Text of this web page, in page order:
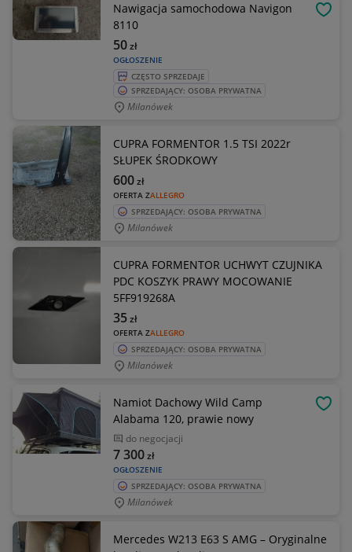
Nawigacja samochodowa Navigon
8110
OGŁOSZENIE
50zł
CZĘSTO SPRZEDAJE
SPRZEDAJĄCY: OSOBA PRYWATNA
Milanówek
CUPRA FORMENTOR 1.5 TSI 2022r
SŁUPEK ŚRODKOWY
OFERTA ZALLEGRO
600zł
SPRZEDAJĄCY: OSOBA PRYWATNA
Milanówek
CUPRA FORMENTOR UCHWYT CZUJNIKA
PDC KOSZYK PRAWY MOCOWANIE
5FF919268A
OFERTA ZALLEGRO
35zł
SPRZEDAJĄCY: OSOBA PRYWATNA
Milanówek
Namiot Dachowy Wild Camp
Alabama 120, prawie nowy
do negocjacji
OGŁOSZENIE
7 300zł
SPRZEDAJĄCY: OSOBA PRYWATNA
Milanówek
Mercedes W213 E63 S AMG – Oryginalne